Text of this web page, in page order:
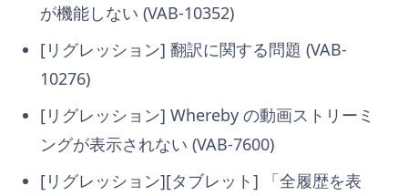
が機能しない (VAB-10352)
[リグレッション] 翻訳に関する問題 (VAB-
10276)
[リグレッション] Whereby の動画ストリーミ
ングが表示されない (VAB-7600)
[リグレッション][タブレット] 「全履歴を表